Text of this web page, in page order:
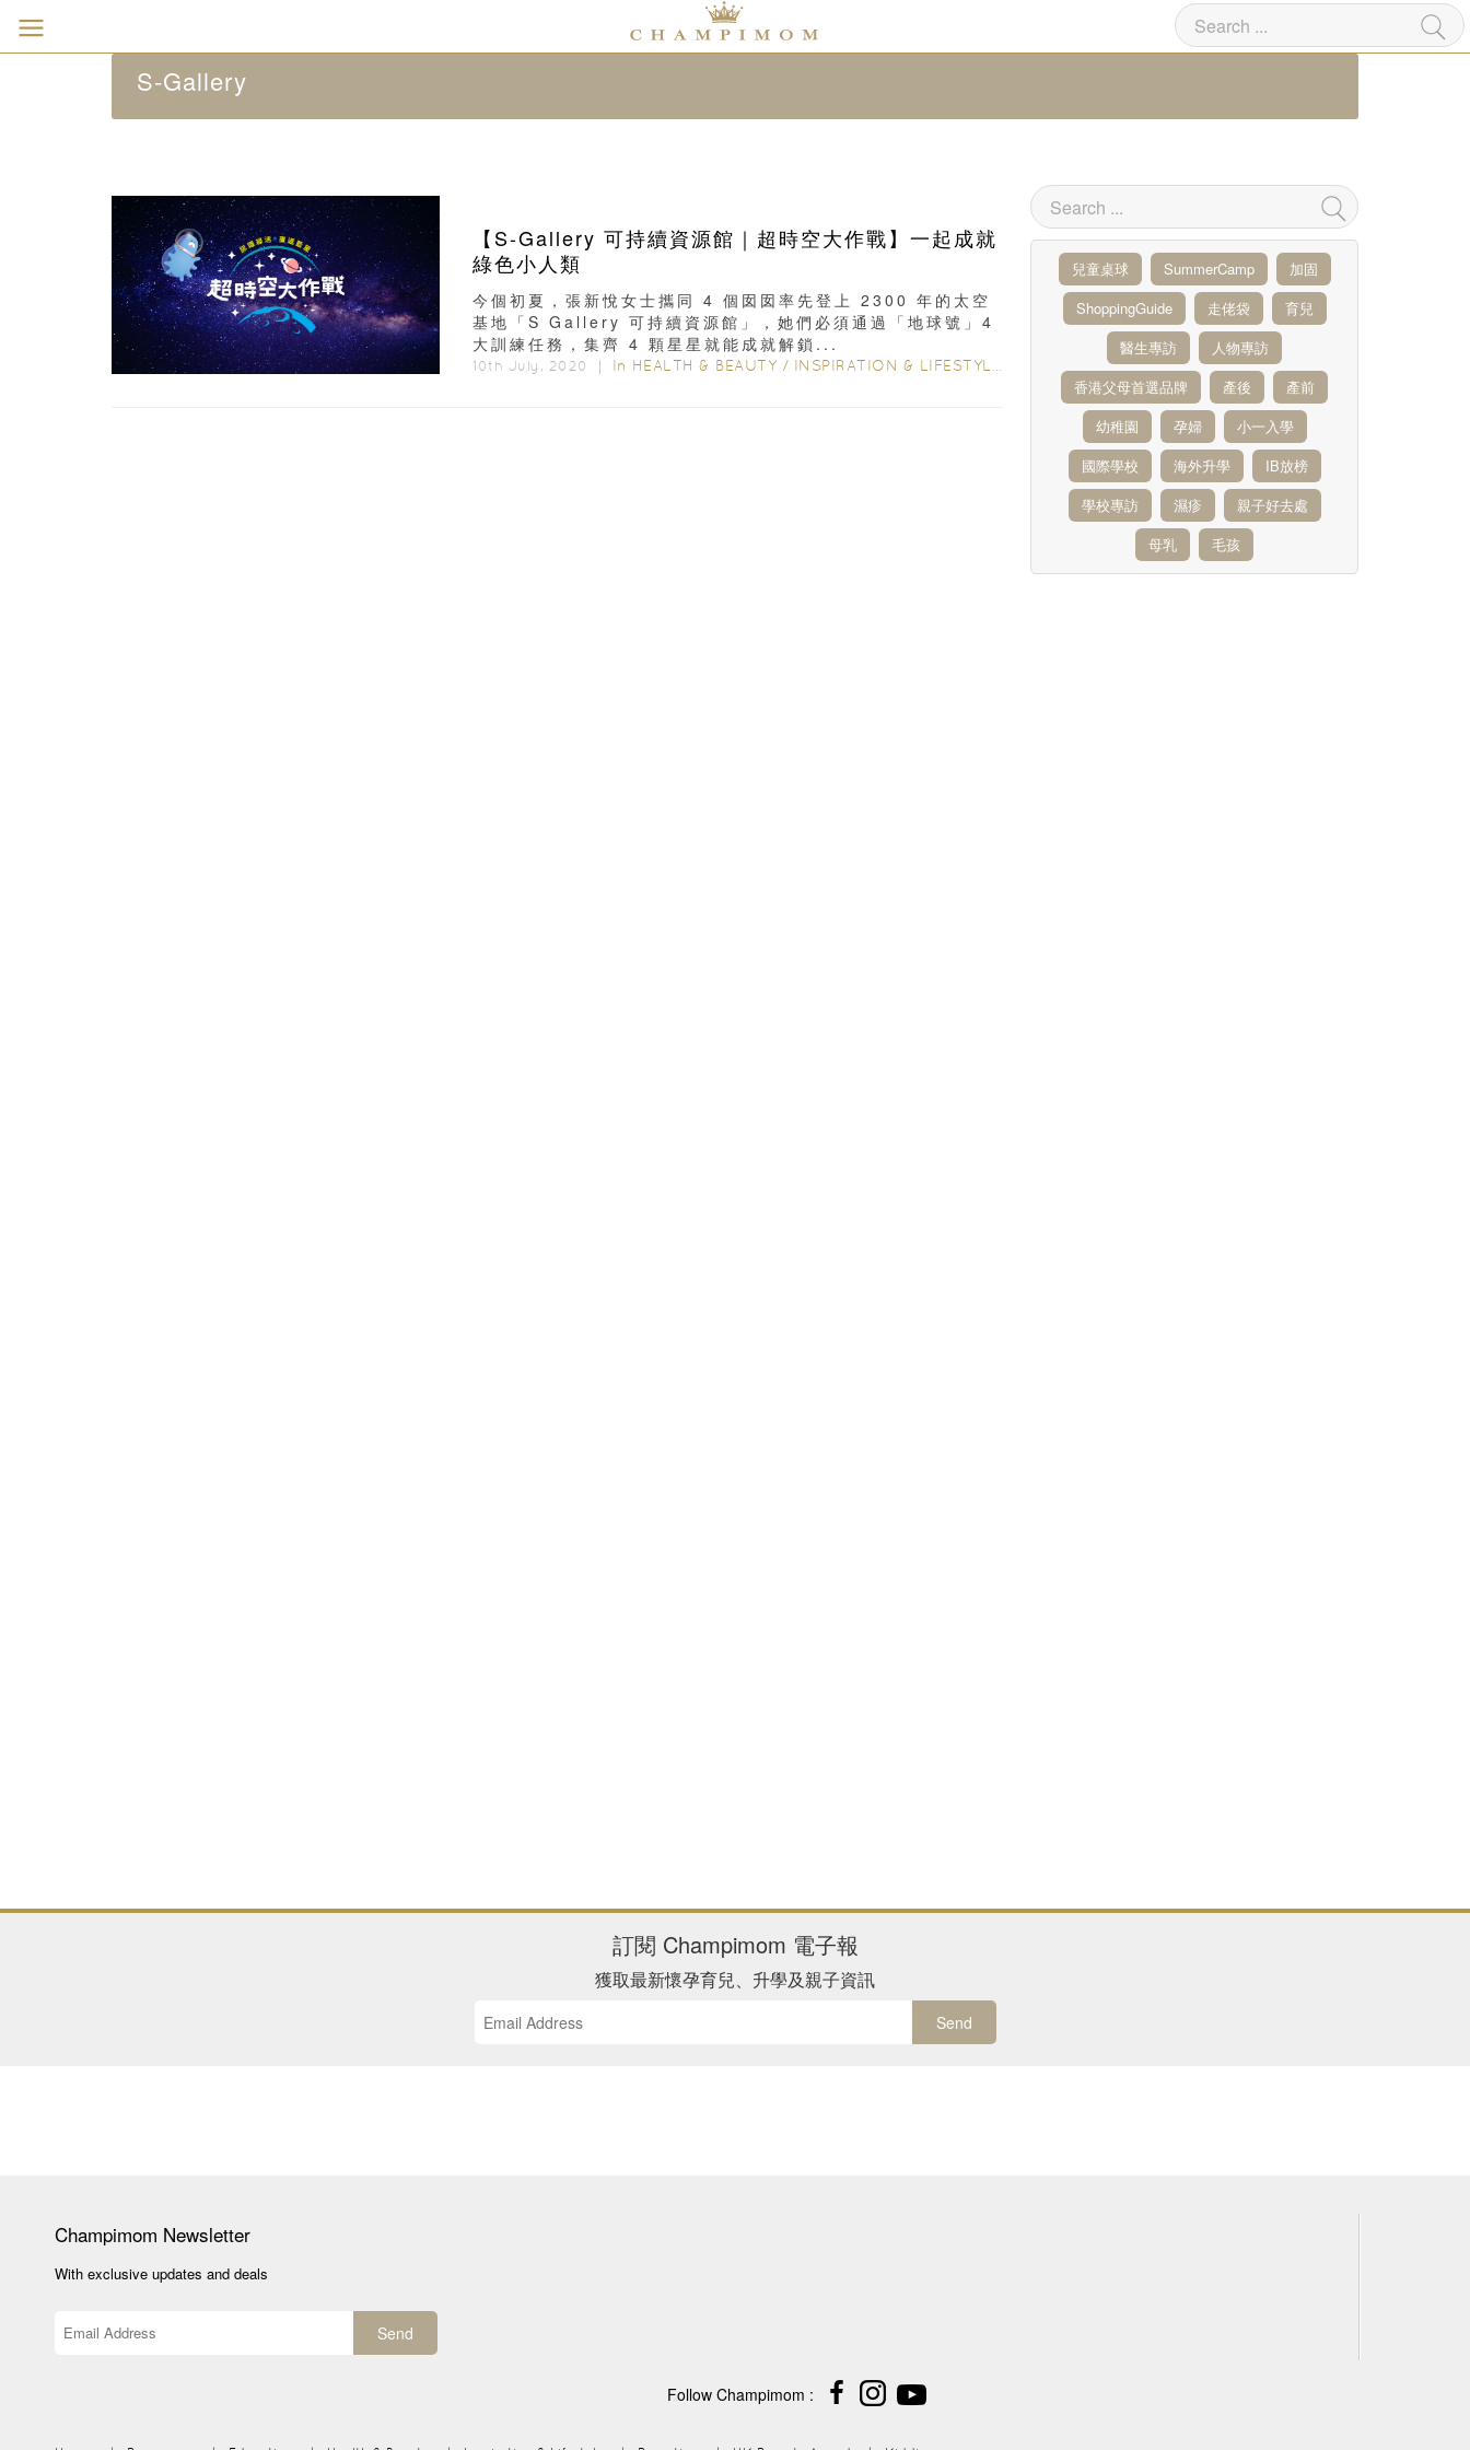
S-Gallery
【S-Gallery 可持續資源館｜超時空大作戰】一起成就
綠色小人類
今個初夏，張新悅女士攜同 4 個囡囡率先登上 2300 年的太空
基地「S Gallery 可持續資源館」，她們必須通過「地球號」4
大訓練任務，集齊 4 顆星星就能成就解鎖...
10th July, 2020 ｜ In HEALTH & BEAUTY / INSPIRATION & LIFESTYLE
兒童桌球 SummerCamp
加固
ShoppingGuide
走佬袋
育兒
醫生專訪
人物專訪
香港父母首選品牌
產後
產前
幼稚園
孕婦
小一入學
國際學校
海外升學
IB放榜
學校專訪
濕疹
親子好去處
母乳
毛孩
訂閱 Champimom 電子報
獲取最新懷孕育兒、升學及親子資訊
Send
Champimom Newsletter
With exclusive updates and deals
Send
Follow Champimom :